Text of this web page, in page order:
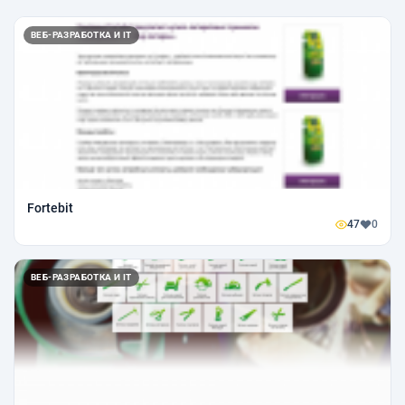
ВЕБ-РАЗРАБОТКА И IT
Fortebit
47 0
ВЕБ-РАЗРАБОТКА И IT